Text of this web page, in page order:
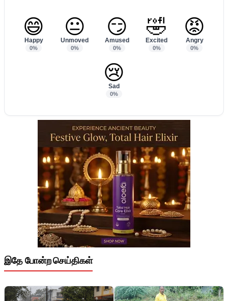
😄
Happy
0%
😐
Unmoved
0%
😏
Amused
0%
🤣
Excited
0%
😡
Angry
0%
😢
Sad
0%
இதே போன்ற செய்திகள்